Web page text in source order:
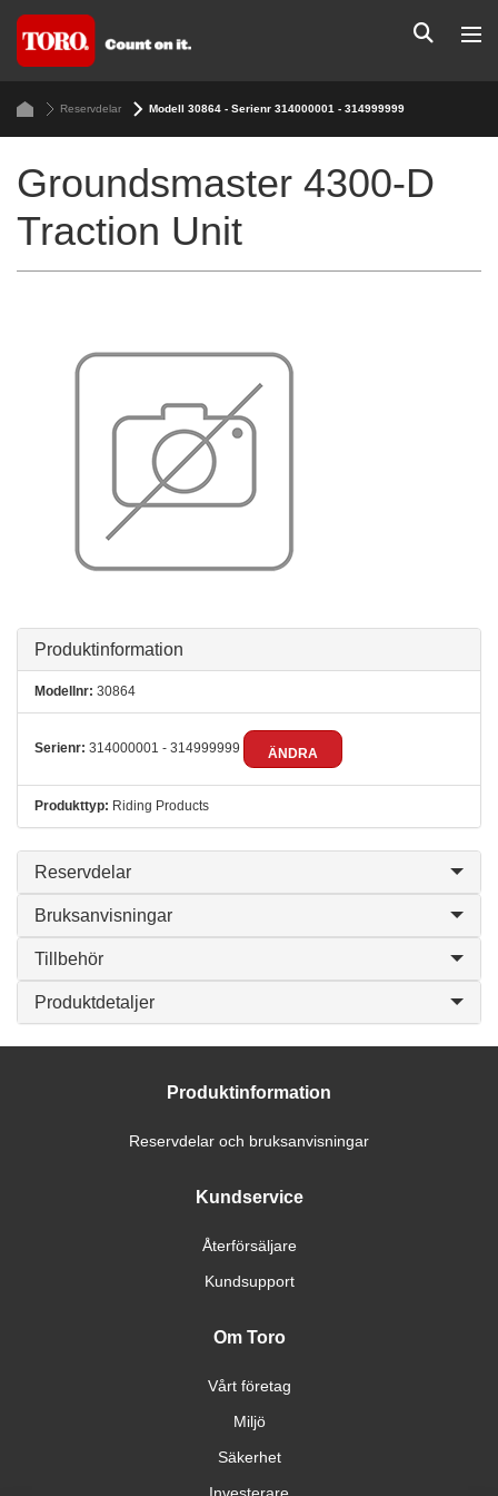
Reservdelar Modell 30864 - Serienr 314000001 - 314999999
Groundsmaster 4300-D
Traction Unit
Produktinformation
Modellnr: 30864
Serienr: 314000001 - 314999999 ÄNDRA
Produkttyp: Riding Products
Reservdelar
Bruksanvisningar
Tillbehör
Produktdetaljer
Produktinformation
Reservdelar och bruksanvisningar
Kundservice
Återförsäljare
Kundsupport
Om Toro
Vårt företag
Miljö
Säkerhet